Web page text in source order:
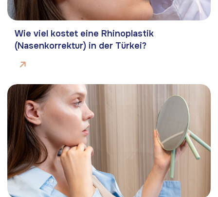
Wie viel kostet eine Rhinoplastik
(Nasenkorrektur) in der Türkei?